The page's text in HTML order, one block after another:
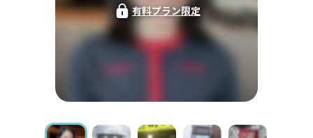
有料プラン限定